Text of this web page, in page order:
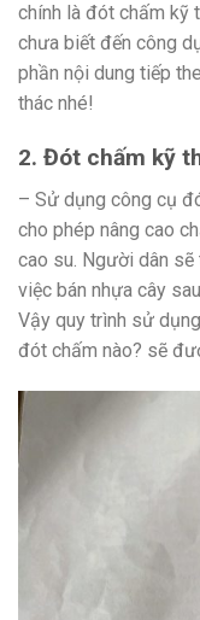
chính là đót chấm kỹ
chưa biết đến công
phần nội dung tiếp
thác nhé!
2. Đót chấm kỹ
– Sử dụng công cụ
cho phép nâng cao
cao su. Người dân
việc bán nhựa cây
Vậy quy trình sử
đót chấm nào? sẽ